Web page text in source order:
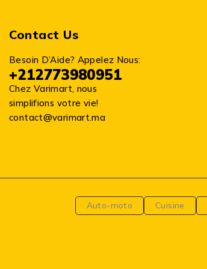
Contact Us
Besoin D’Aide? Appelez Nous:
+212773980951
Chez Varimart, nous
simplifions votre vie!
contact@varimart.ma
Auto-moto Cuisine